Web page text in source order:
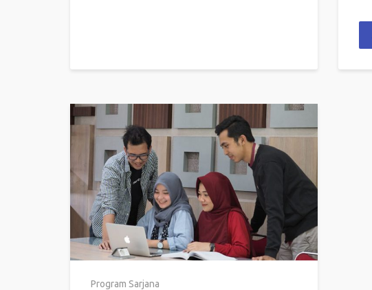
Program Sarjana